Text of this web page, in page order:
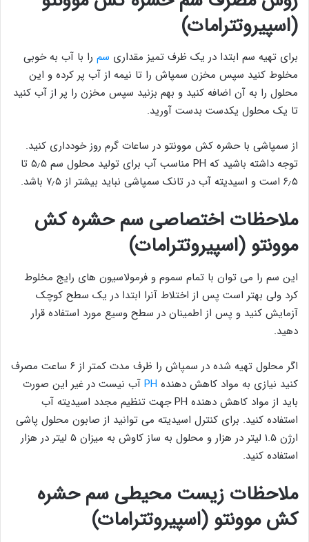
(اسپیروتترامات)
برای تهیه سم ابتدا در یک ظرف تمیز مقداری سم را با آب به خوبی
مخلوط کنید سپس مخزن سمپاش را تا نیمه از آب پر کرده و این
محلول را به آن اضافه کنید و بهم بزنید سپس مخزن را پر از آب کنید
تا یک محلول یکدست بدست آورید.
از سمپاشی با حشره کش موونتو در ساعات گرم روز خودداری کنید.
توجه داشته باشید که PH مناسب آب برای تولید محلول سم ۵٫۵ تا
۶٫۵ است و اسیدیته آب در تانک سمپاشی نباید بیشتر از ۷٫۵ باشد.
ملاحظات اختصاصی سم حشره کش
موونتو (اسپیروتترامات)
این سم را می توان با تمام سموم و فرمولاسیون های رایج مخلوط
کرد ولی بهتر است پس از اختلاط آنرا ابتدا در یک سطح کوچک
آزمایش کنید و پس از اطمینان در سطح وسیع مورد استفاده قرار
دهید.
اگر محلول تهیه شده در سمپاش را ظرف مدت کمتر از ۶ ساعت مصرف
کنید نیازی به مواد کاهش دهنده PH آب نیست در غیر این صورت
باید از مواد کاهش دهنده PH جهت تنظیم مجدد اسیدیته آب
استفاده کنید. برای کنترل اسیدیته می توانید از صابون محلول پاشی
ارژن ۱.۵ لیتر در هزار و محلول به ساز کاوش به میزان ۵ لیتر در هزار
استفاده کنید.
ملاحظات زیست محیطی سم حشره
کش موونتو (اسپیروتترامات)